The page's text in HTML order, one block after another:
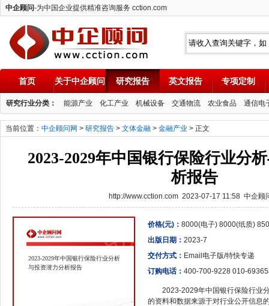
中企顾问-为中国企业提供精准咨询服务 cction.com
中企顾问
首页 关于中企顾问 研究报告 英文报告 专项定制
研究行业分类： 能源产业 化工产业 机械设备 交通物流 农业食品 通信电
当前位置： 中企顾问网 > 研究报告 > 文体金融 > 金融产业 > 正文
2023-2029年中国银行保险行业分
析报告
http://www.cction.com 2023-07-17 11:58 中企顾
2023-2029年中国银行保险行业分析
与投资潜力分析报告
价格(元)： 8000(电子) 8000(纸质)
出版日期： 2023-7
交付方式： Email电子版/特快专递
订购电话： 400-700-9228 010-
2023-2029年中国银行保险行业
的资料和数据来源于对行业公开信息